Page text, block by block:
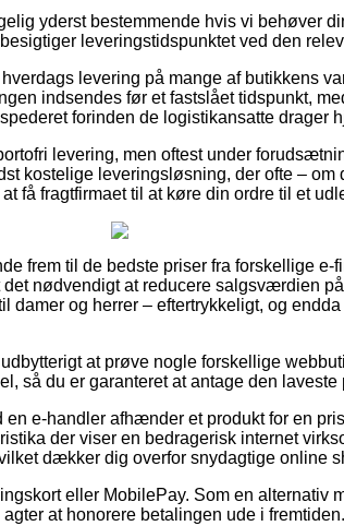
yderst bestemmende hvis vi behøver
leveringstidspunktet ved den
levering på mange af butikkens
indsendes før et fastslået tidspunkt,
forinden de logistikansatte drager
levering, men oftest under
kostelige leveringsløsning, der ofte –
få fragtfirmaet til at køre din ordre til et
frem til de bedste priser fra forskellige e-
nødvendigt at reducere salgsværdien
damer og herrer – eftertrykkeligt, og
at prøve nogle forskellige
så du er garanteret at antage den laveste
e-handler afhænder et produkt for en
der viser en bedragerisk internet
dækker dig overfor snydagtige online
eller MobilePay. Som en alternativ
at honorere betalingen ude i fremtiden.